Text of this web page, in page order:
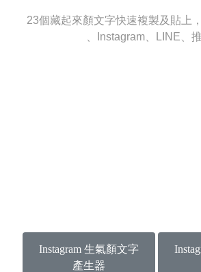
23個藏起來顏文字快速複製及貼上
、Instagram、LINE、
Instagram 生氣顏文字
產生器